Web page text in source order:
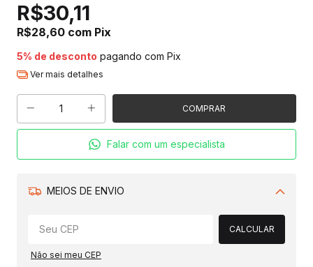
R$30,11
R$28,60 com Pix
5% de desconto pagando com Pix
Ver mais detalhes
Falar com um especialista
MEIOS DE ENVIO
Alterar CEP
CALCULAR
Não sei meu CEP